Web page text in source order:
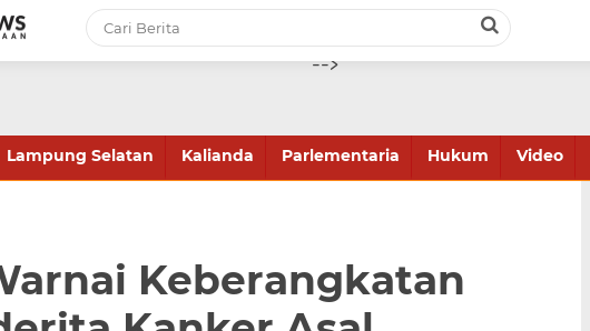
-->
Lampung Selatan Kalianda Parlementaria Hukum Video
Keberangkatan